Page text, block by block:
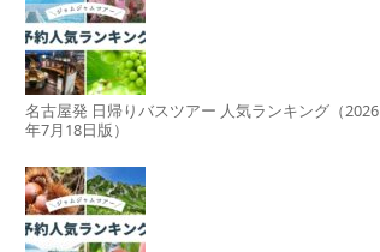
名古屋発 日帰りバスツアー 人気ランキング（2026
年7月18日版）